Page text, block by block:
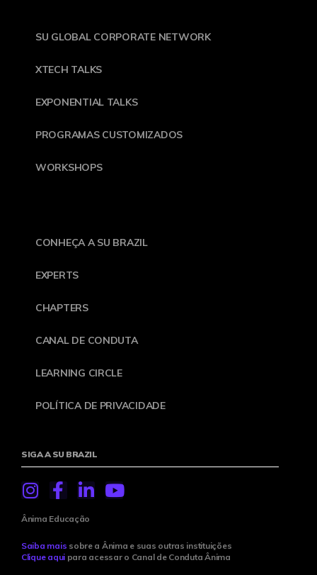
SU GLOBAL CORPORATE NETWORK
XTECH TALKS
EXPONENTIAL TALKS
PROGRAMAS CUSTOMIZADOS
WORKSHOPS
CONHEÇA A SU BRAZIL
EXPERTS
CHAPTERS
CANAL DE CONDUTA
LEARNING CIRCLE
POLÍTICA DE PRIVACIDADE
SIGA A SU BRAZIL
Ânima Educação
Saiba mais sobre a Ânima e suas outras instituições
Clique aqui para acessar o Canal de Conduta Ânima